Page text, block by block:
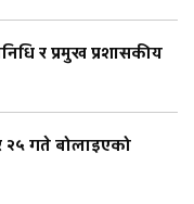
र प्रमुख प्रशासकीय
२५ गते बोलाइएको